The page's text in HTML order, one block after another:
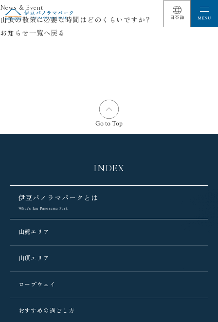
News & Event
山頂の散策に必要な時間はどのくらいですか？
お知らせ一覧へ戻る
Go to Top
INDEX
伊豆パノラマパークとは
What’s Izu Panorama Park
山麓エリア
山頂エリア
ロープウェイ
おすすめの過ごし方